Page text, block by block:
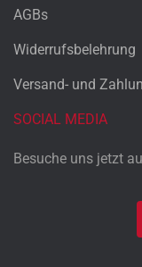
AGBs
Widerrufsbelehrung
Versand- und
SOCIAL MEDIA
Besuche uns jetzt